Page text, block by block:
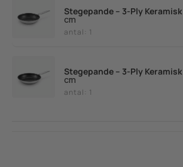
Stegepande – 3-Ply Keramisk
cm
antal: 1
Stegepande – 3-Ply Keramisk
cm
antal: 1